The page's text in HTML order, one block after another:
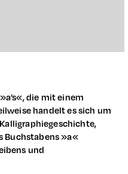
die mit einem
handelt es sich um
Buchstabens »a«
und